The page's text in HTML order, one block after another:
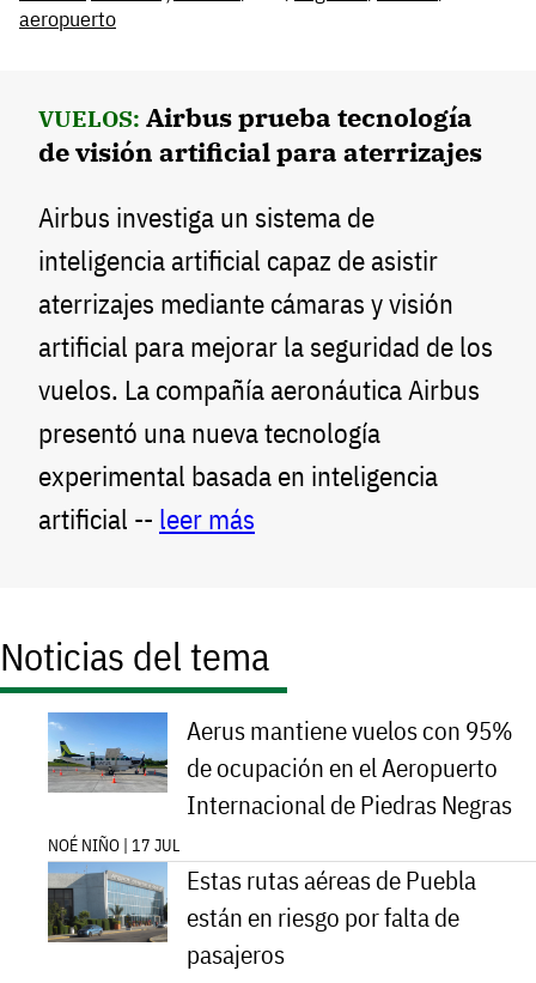
aeropuerto
VUELOS: Airbus prueba tecnología
de visión artificial para aterrizajes
Airbus investiga un sistema de
inteligencia artificial capaz de asistir
aterrizajes mediante cámaras y visión
artificial para mejorar la seguridad de los
vuelos. La compañía aeronáutica Airbus
presentó una nueva tecnología
experimental basada en inteligencia
artificial -- leer más
Noticias del tema
Aerus mantiene vuelos con 95%
de ocupación en el Aeropuerto
Internacional de Piedras Negras
NOÉ NIÑO | 17 JUL
Estas rutas aéreas de Puebla
están en riesgo por falta de
pasajeros